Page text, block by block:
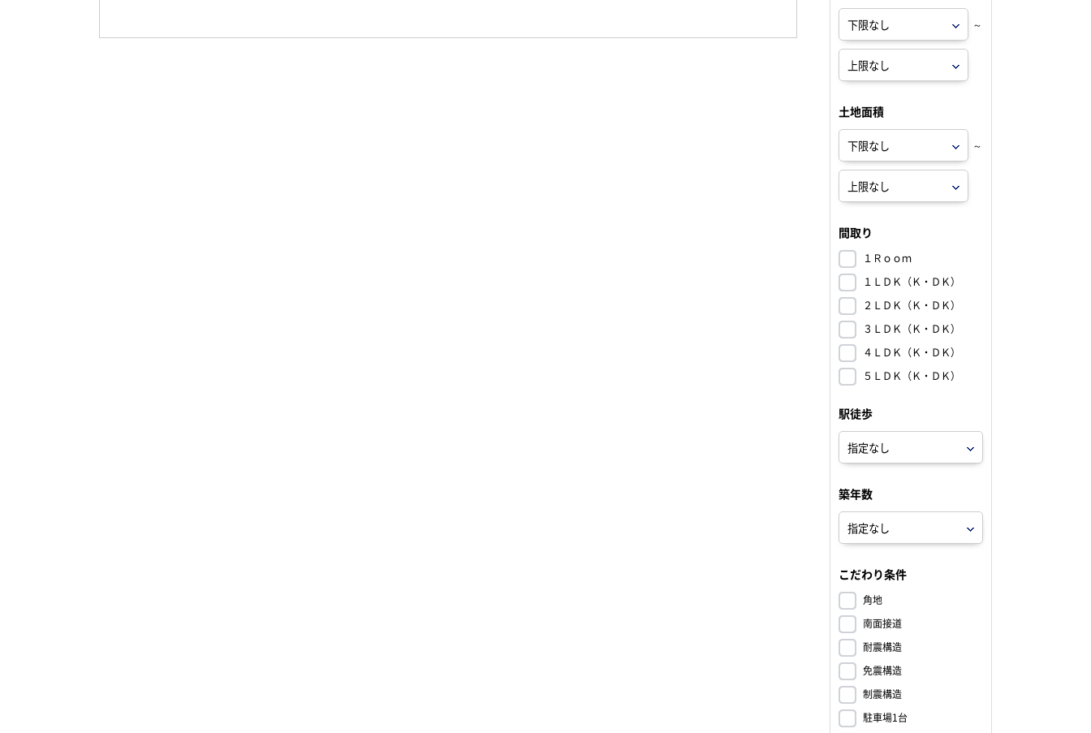
～
土地面積
～
間取り
１Ｒｏｏｍ
１ＬＤＫ（Ｋ・ＤＫ）
２ＬＤＫ（Ｋ・ＤＫ）
３ＬＤＫ（Ｋ・ＤＫ）
４ＬＤＫ（Ｋ・ＤＫ）
５ＬＤＫ（Ｋ・ＤＫ）
駅徒歩
築年数
こだわり条件
角地
南面接道
耐震構造
免震構造
制震構造
駐車場1台